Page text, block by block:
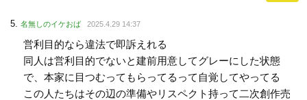
名無しのイケおば 2025.4.29 14:37
営利目的なら違法で即訴えれる
同人は営利目的でないと建前用意してグレーにした状態
で、本家に目つむってもらってるって自覚してやってる
この人たちはその辺の準備やリスペクト持って二次創作売